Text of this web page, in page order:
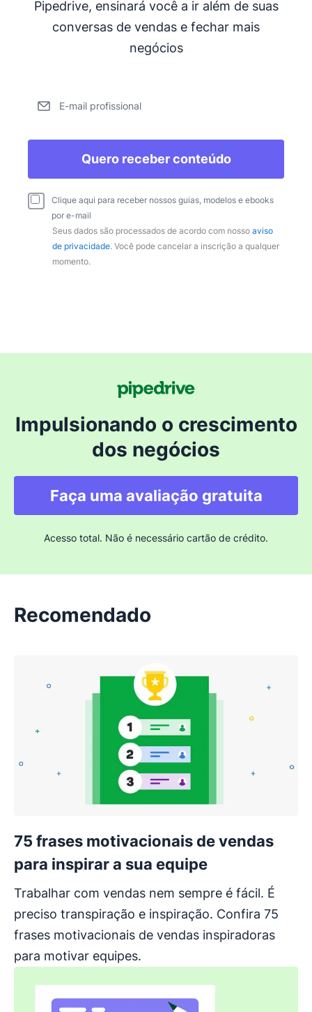
Pipedrive, ensinará você a ir além de suas
conversas de vendas e fechar mais
negócios
E-mail profissional
Quero receber conteúdo
Clique aqui para receber nossos guias, modelos e ebooks
por e-mail
Seus dados são processados de acordo com nosso aviso
de privacidade. Você pode cancelar a inscrição a qualquer
momento.
Impulsionando o crescimento
dos negócios
Faça uma avaliação gratuita
Acesso total. Não é necessário cartão de crédito.
Recomendado
75 frases motivacionais de vendas
para inspirar a sua equipe
Trabalhar com vendas nem sempre é fácil. É
preciso transpiração e inspiração. Confira 75
frases motivacionais de vendas inspiradoras
para motivar equipes.